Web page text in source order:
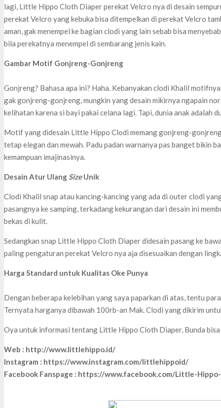
lagi, Little Hippo Cloth Diaper perekat Velcro nya di desain
perekat Velcro yang kebuka bisa ditempelkan di perekat Velcro
aman, gak menempel ke bagian clodi yang lain sebab bisa
bila perekatnya menempel di sembarang jenis kain.
Gambar Motif Gonjreng-Gonjreng
Gonjreng? Bahasa apa ini? Haha. Kebanyakan clodi Khalil
gak gonjreng-gonjreng, mungkin yang desain mikirnya ngapain
kelihatan karena si bayi pakai celana lagi. Tapi, dunia anak adalah
Motif yang didesain Little Hippo Clodi memang gonjreng-
tetap elegan dan mewah. Padu padan warnanya pas banget bikin
kemampuan imajinasinya.
Desain Atur UlangSizeUnik
Clodi Khalil snap atau kancing-kancing yang ada di outer clodi
pasangnya ke samping, terkadang kekurangan dari desain ini
bekas di kulit.
Sedangkan snap Little Hippo Cloth Diaper didesain pasang ke
paling pengaturan perekat Velcro nya aja disesuaikan dengan
Harga Standard untuk Kualitas Oke Punya
Dengan beberapa kelebihan yang saya paparkan di atas, tentu
Ternyata harganya dibawah 100rb-an Mak. Clodi yang dikirim
Oya untuk informasi tentang Little Hippo Cloth Diaper, Bunda bisa
Web : http://www.littlehippo.id/
Instagram : https://www.instagram.com/littlehippoid/
Facebook Fanspage : https://www.facebook.com/Little-